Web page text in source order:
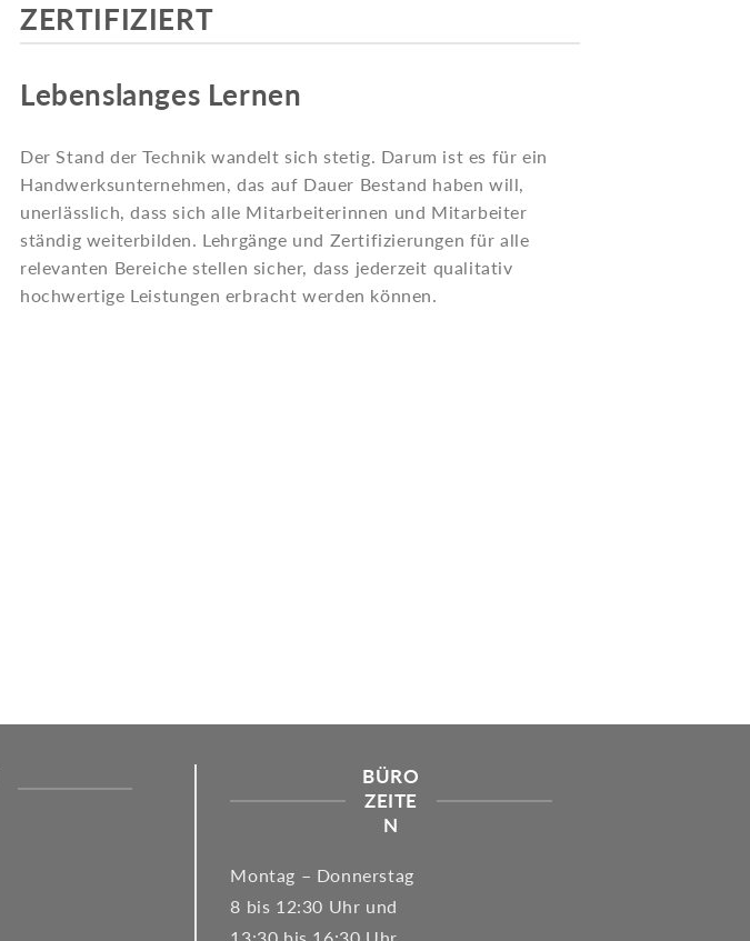
ZERTIFIZIERT
Lebenslanges Lernen
Der Stand der Technik wandelt sich stetig. Darum ist es für ein
Handwerksunternehmen, das auf Dauer Bestand haben will,
unerlässlich, dass sich alle Mitarbeiterinnen und Mitarbeiter
ständig weiterbilden. Lehrgänge und Zertifizierungen für alle
relevanten Bereiche stellen sicher, dass jederzeit qualitativ
hochwertige Leistungen erbracht werden können.
BÜRO
ZEITE
N
Montag – Donnerstag
8 bis 12:30 Uhr und